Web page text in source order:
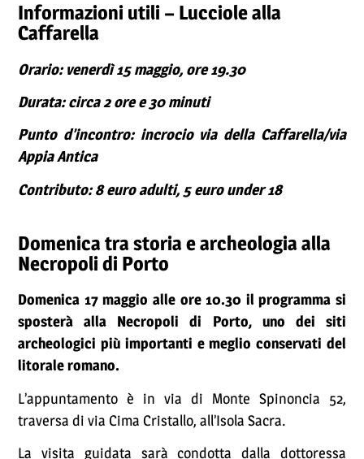
Informazioni utili – Lucciole alla
Caffarella
Orario: venerdì 15 maggio, ore 19.30
Durata: circa 2 ore e 30 minuti
Punto d’incontro: incrocio via della Caffarella/via
Appia Antica
Contributo: 8 euro adulti, 5 euro under 18
Domenica tra storia e archeologia alla
Necropoli di Porto
Domenica 17 maggio alle ore 10.30 il programma si
sposterà alla Necropoli di Porto, uno dei siti
archeologici più importanti e meglio conservati del
litorale romano.
L’appuntamento è in via di Monte Spinoncia 52,
traversa di via Cima Cristallo, all’Isola Sacra.
La visita guidata sarà condotta dalla dottoressa